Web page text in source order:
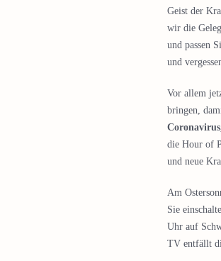
Geist der
wir die
und passen
und
Vor allem
bringen,
die Hour of
und neue
Am
Sie
Uhr auf
TV entfällt